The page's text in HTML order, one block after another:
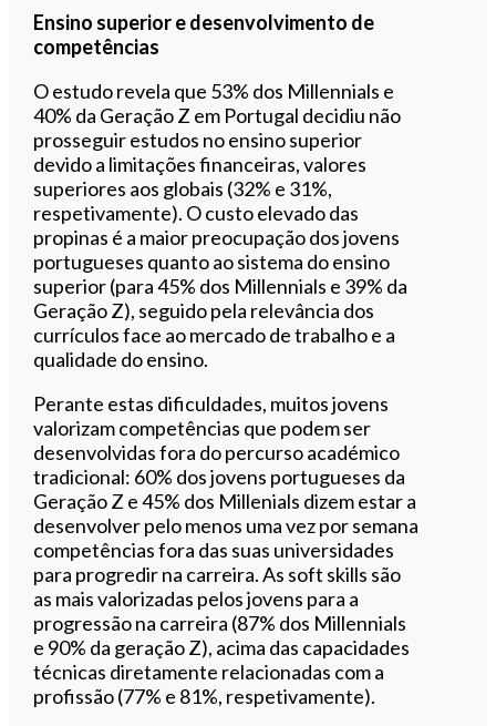
Ensino superior e desenvolvimento de
competências
O estudo revela que 53% dos Millennials e
40% da Geração Z em Portugal decidiu não
prosseguir estudos no ensino superior
devido a limitações financeiras, valores
superiores aos globais (32% e 31%,
respetivamente). O custo elevado das
propinas é a maior preocupação dos jovens
portugueses quanto ao sistema do ensino
superior (para 45% dos Millennials e 39% da
Geração Z), seguido pela relevância dos
currículos face ao mercado de trabalho e a
qualidade do ensino.
Perante estas dificuldades, muitos jovens
valorizam competências que podem ser
desenvolvidas fora do percurso académico
tradicional: 60% dos jovens portugueses da
Geração Z e 45% dos Millenials dizem estar a
desenvolver pelo menos uma vez por semana
competências fora das suas universidades
para progredir na carreira. As soft skills são
as mais valorizadas pelos jovens para a
progressão na carreira (87% dos Millennials
e 90% da geração Z), acima das capacidades
técnicas diretamente relacionadas com a
profissão (77% e 81%, respetivamente).